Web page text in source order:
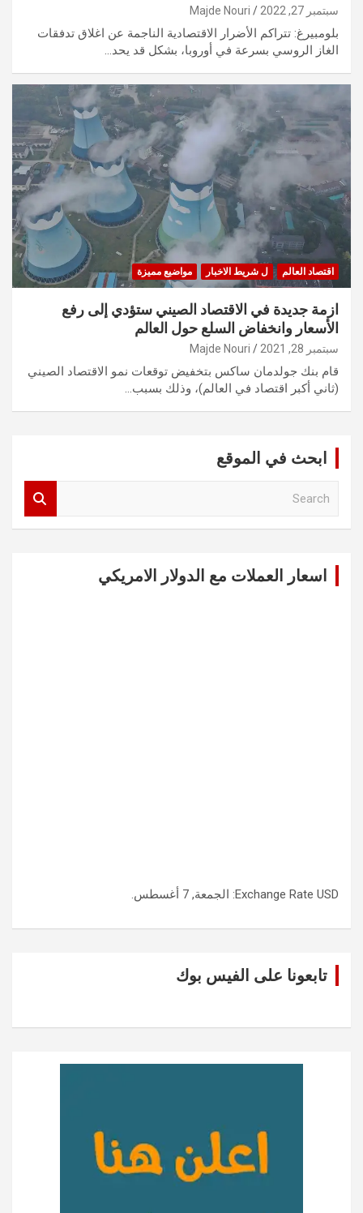
سبتمبر 27, 2022 Majde Nouri
بلومبيرغ: تتراكم الأضرار الاقتصادية الناجمة عن اغلاق تدفقات
الغاز الروسي بسرعة في أوروبا، بشكل قد يحد…
اقتصاد العالم ل شريط الاخبار مواضيع مميزة
ازمة جديدة في الاقتصاد الصيني ستؤدي إلى رفع
الأسعار وانخفاض السلع حول العالم
سبتمبر 28, 2021 Majde Nouri
قام بنك جولدمان ساكس بتخفيض توقعات نمو الاقتصاد الصيني
(ثاني أكبر اقتصاد في العالم)، وذلك بسبب…
ابحث في الموقع
اسعار العملات مع الدولار الامريكي
Exchange Rate USD : الجمعة, 7 أغسطس.
تابعونا على الفيس بوك